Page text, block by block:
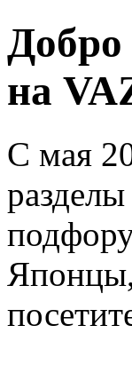
Добро
на
С мая
Японцы,